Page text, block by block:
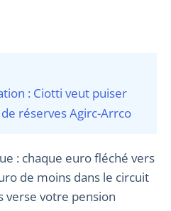
: Ciotti veut puiser
réserves Agirc-Arrco
: chaque euro fléché vers
de moins dans le circuit
verse votre pension